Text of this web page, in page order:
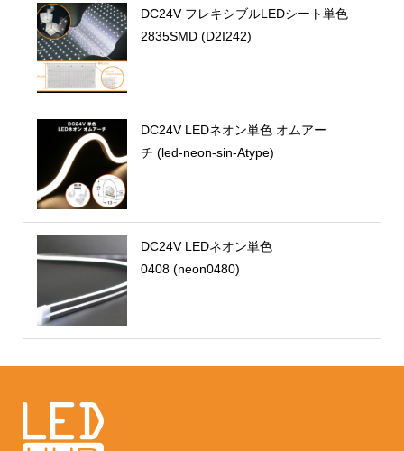
DC24V フレキシブルLEDシート単色
2835SMD (D2I242)
DC24V LEDネオン単色 オムアー
チ (led-neon-sin-Atype)
DC24V LEDネオン単色
0408 (neon0480)